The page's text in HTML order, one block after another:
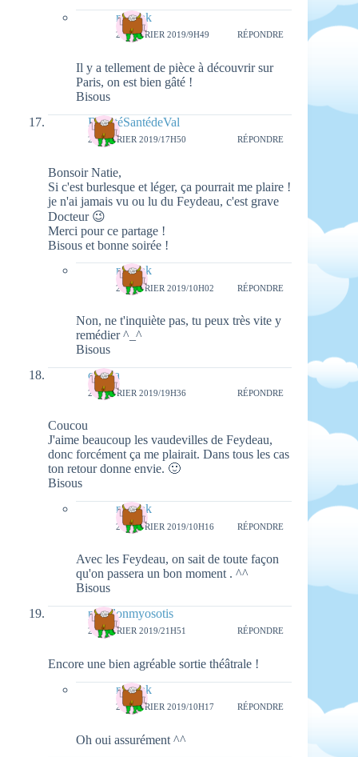
natieak
26 FÉVRIER 2019/9H49 RÉPONDRE
Il y a tellement de pièce à découvrir sur
Paris, on est bien gâté !
Bisous
BeautéSantédeVal
20 FÉVRIER 2019/17H50 RÉPONDRE
Bonsoir Natie,
Si c'est burlesque et léger, ça pourrait me plaire !
je n'ai jamais vu ou lu du Feydeau, c'est grave
Docteur 😉
Merci pour ce partage !
Bisous et bonne soirée !
natieak
26 FÉVRIER 2019/10H02 RÉPONDRE
Non, ne t'inquiète pas, tu peux très vite y
remédier ^_^
Bisous
cecilia
20 FÉVRIER 2019/19H36 RÉPONDRE
Coucou
J'aime beaucoup les vaudevilles de Feydeau,
donc forcément ça me plairait. Dans tous les cas
ton retour donne envie. 🙂
Bisous
natieak
26 FÉVRIER 2019/10H16 RÉPONDRE
Avec les Feydeau, on sait de toute façon
qu'on passera un bon moment . ^^
Bisous
papillonmyosotis
20 FÉVRIER 2019/21H51 RÉPONDRE
Encore une bien agréable sortie théâtrale !
natieak
26 FÉVRIER 2019/10H17 RÉPONDRE
Oh oui assurément ^^